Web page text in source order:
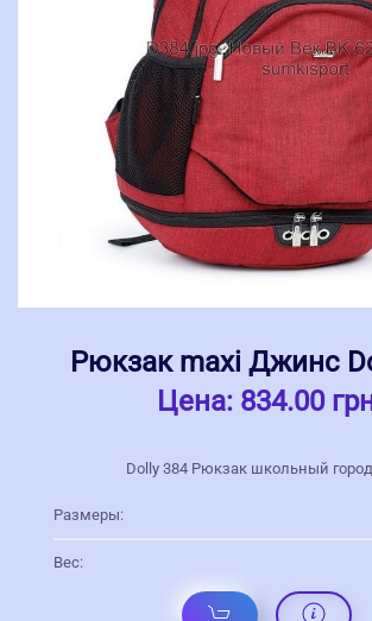
Рюкзак maxi Джинс
Цена: 834.00
Dolly 384 Рюкзак школьный
Размеры:
Вес: